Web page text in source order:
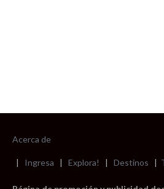
Acerca de
| Ingresa | Explora! | Destinos |